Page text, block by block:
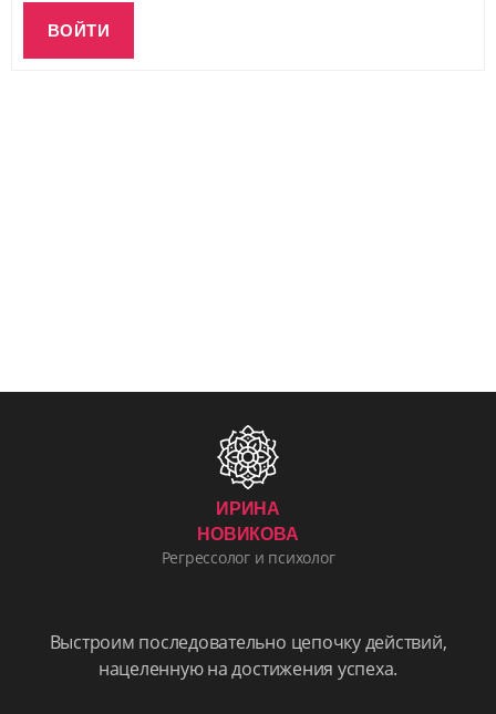
ВОЙТИ
ИРИНА
НОВИКОВА
Регрессолог и психолог
Выстроим последовательно цепочку действий,
нацеленную на достижения успеха.